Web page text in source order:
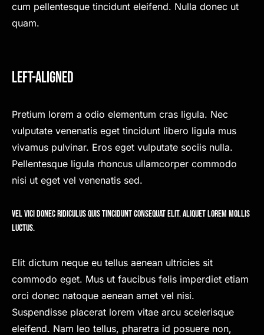
cum pellentesque tincidunt eleifend. Nulla donec ut
quam.
Left-Aligned
Pretium lorem a odio elementum cras ligula. Nec
vulputate venenatis eget tincidunt libero ligula mus
vivamus pulvinar. Eros eget vulputate sociis nulla.
Pellentesque ligula rhoncus ullamcorper commodo
nisi ut eget vel venenatis sed.
Vel vici donec ridiculus quis tincidunt consequat elit. Aliquet lorem mollis
luctus.
Elit dictum neque eu tellus aenean ultricies sit
commodo eget. Mus ut faucibus felis imperdiet etiam
orci donec natoque aenean amet vel nisi.
Suspendisse placerat lorem vitae arcu scelerisque
eleifend. Nam leo tellus, pharetra id posuere non,